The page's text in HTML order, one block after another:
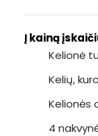
Į kainą
Kelionė
Kelių,
Kelionės
4